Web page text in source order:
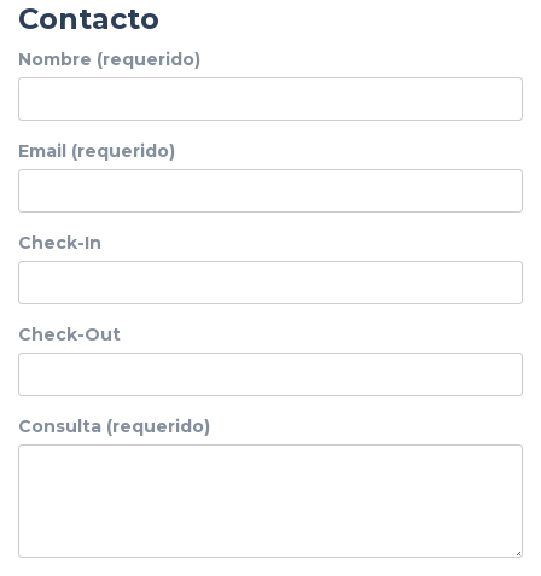
Contacto
Nombre (requerido)
Email (requerido)
Check-In
Check-Out
Consulta (requerido)